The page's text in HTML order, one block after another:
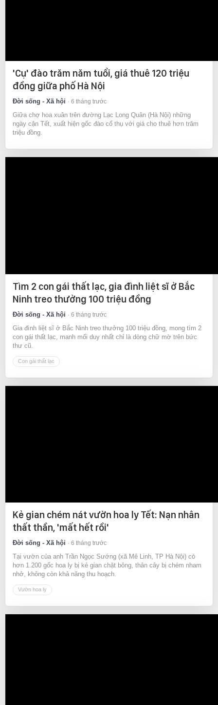
'Cụ' đào trăm năm tuổi, giá thuê 120 triệu
đồng giữa phố Hà Nội
Đời sống - Xã hội 6 tháng trước
Giữa chợ hoa xuân trên đường Lạc Long Quân (Hà Nội) những
ngày cận Tết, xuất hiện gốc đào cổ thụ với giá cho thuê hơn trăm
triệu đồng.
Tìm 2 con gái thất lạc, gia đình liệt sĩ ở Bắc
Ninh treo thưởng 100 triệu đồng
Đời sống - Xã hội 6 tháng trước
Gia đình liệt sĩ ở Bắc Ninh treo thưởng 100 triệu đồng, mong tìm 2
con gái thất lạc, manh mối duy nhất chỉ là dòng chữ mờ trên bức
thư cũ.
Con gái thất lạc
Kẻ gian chém nát vườn hoa ly Tết: Nạn nhân
thất thần, 'mất hết rồi'
Đời sống - Xã hội 6 tháng trước
Tại vườn của anh Trần Ngọc Sướng (xã Mê Linh, TP Hà Nội) có
hơn 1.200 gốc hoa ly bị kẻ gian chặt bông, thân cây bị chém nham
nhở, không còn khả năng thu hoạch.
Vườn hoa ly